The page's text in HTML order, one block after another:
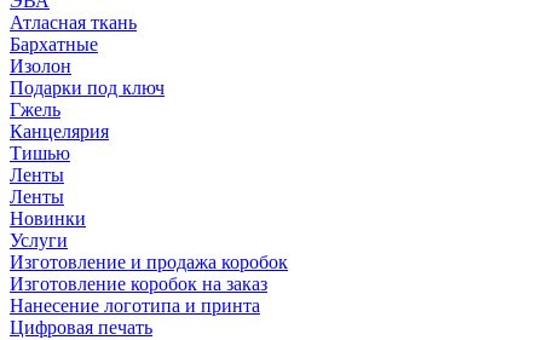
Атласная ткань
Бархатные
Изолон
Подарки под ключ
Гжель
Канцелярия
Тишью
Ленты
Ленты
Новинки
Услуги
Изготовление и продажа коробок
Изготовление коробок на заказ
Нанесение логотипа и принта
Цифровая печать